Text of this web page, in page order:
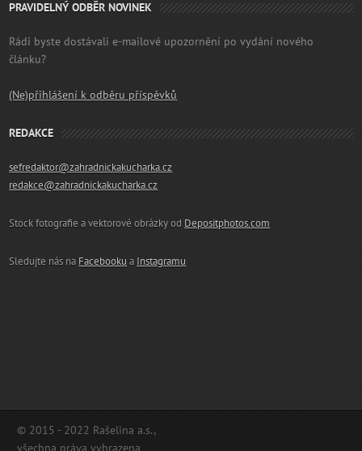
PRAVIDELNÝ ODBĚR NOVINEK
Rádi byste dostávali e-mailové upozornění po vydání nového
článku?
(Ne)přihlášení k odběru příspěvků
REDAKCE
sefredaktor@zahradnickakucharka.cz
redakce@zahradnickakucharka.cz
Stock fotografie a vektorové obrázky od Depositphotos.com
Sledujte nás na Facebooku a Instagramu
© 2015 - 2022 Rašelina a.s.,